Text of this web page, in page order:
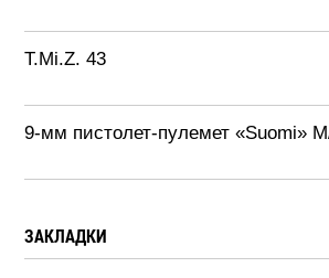
T.Mi.Z. 43
9-мм пистолет-пулемет «Suomi»
ЗАКЛАДКИ